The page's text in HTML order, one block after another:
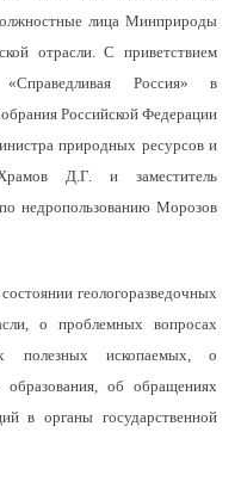
лица Минприроды
отрасли. С приветствием
Россия» в
Российской Федерации
природных ресурсов и
Д.Г. и заместитель
по недропользованию Морозов
геологоразведочных
о проблемных вопросах
полезных ископаемых, о
образования, об обращениях
в органы государственной